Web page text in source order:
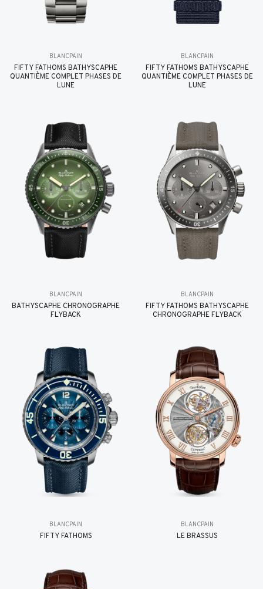
BLANCPAIN
FIFTY FATHOMS BATHYSCAPHE
QUANTIÈME COMPLET PHASES DE
LUNE
BLANCPAIN
FIFTY FATHOMS BATHYSCAPHE
QUANTIÈME COMPLET PHASES DE
LUNE
BLANCPAIN
BATHYSCAPHE CHRONOGRAPHE
FLYBACK
BLANCPAIN
FIFTY FATHOMS BATHYSCAPHE
CHRONOGRAPHE FLYBACK
BLANCPAIN
FIFTY FATHOMS
BLANCPAIN
LE BRASSUS